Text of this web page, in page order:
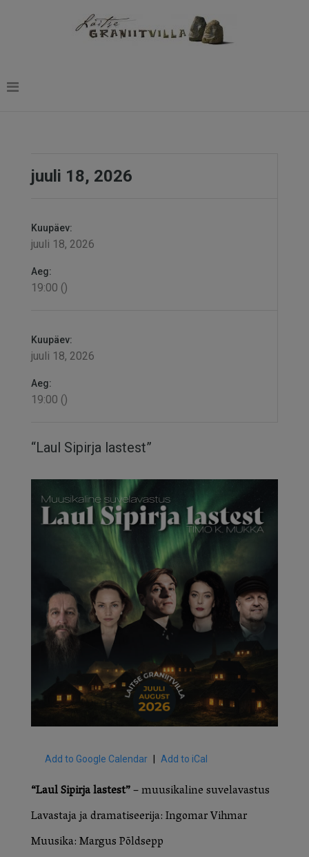
juuli 18, 2026
Kuupäev:
juuli 18, 2026
Aeg:
19:00 ()
Kuupäev:
juuli 18, 2026
Aeg:
19:00 ()
“Laul Sipirja lastest”
Add to Google Calendar Add to iCal
“Laul Sipirja lastest”– muusikaline suvelavastus
Lavastaja ja dramatiseerija: Ingomar Vihmar
Muusika: Margus Põldsepp